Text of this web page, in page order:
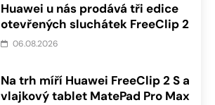
Huawei u nás prodává tři edice
otevřených sluchátek FreeClip 2
06.08.2026
Na trh míří Huawei FreeClip 2 S a
vlajkový tablet MatePad Pro Max